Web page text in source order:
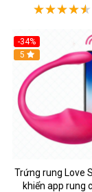
-34%
5
Trứng rung Love
khiển app rung